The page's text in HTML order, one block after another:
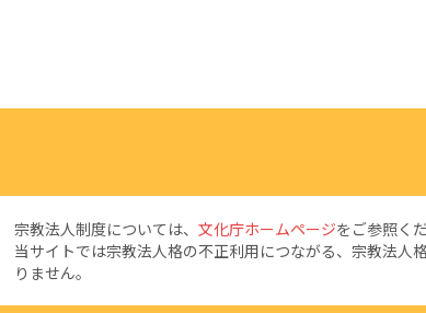
宗教法人制度については、 文化庁ホームページをご参照く
当サイトでは宗教法人格の不正利用につながる、宗教法人
りません。